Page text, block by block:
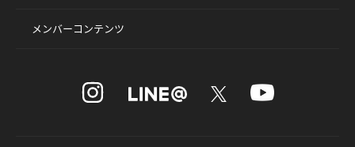
メンバーコンテンツ